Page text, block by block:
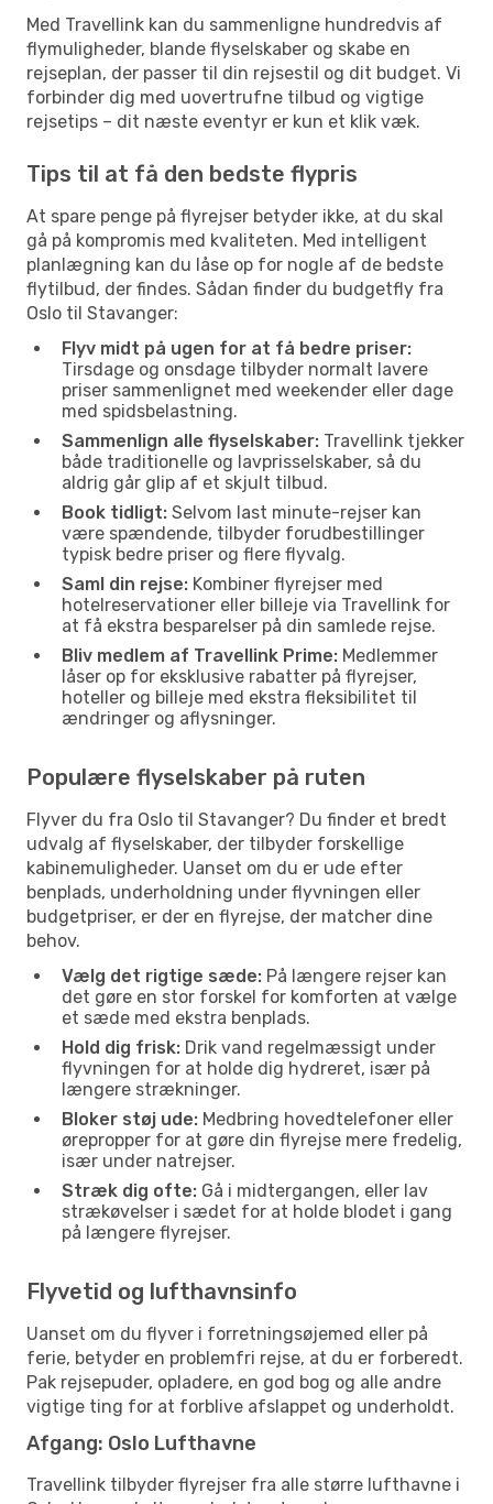
Med Travellink kan du sammenligne hundredvis af
flymuligheder, blande flyselskaber og skabe en
rejseplan, der passer til din rejsestil og dit budget. Vi
forbinder dig med uovertrufne tilbud og vigtige
rejsetips – dit næste eventyr er kun et klik væk.
Tips til at få den bedste flypris
At spare penge på flyrejser betyder ikke, at du skal
gå på kompromis med kvaliteten. Med intelligent
planlægning kan du låse op for nogle af de bedste
flytilbud, der findes. Sådan finder du budgetfly fra
Oslo til Stavanger:
Flyv midt på ugen for at få bedre priser:
Tirsdage og onsdage tilbyder normalt lavere
priser sammenlignet med weekender eller dage
med spidsbelastning.
Sammenlign alle flyselskaber: Travellink tjekker
både traditionelle og lavprisselskaber, så du
aldrig går glip af et skjult tilbud.
Book tidligt: Selvom last minute-rejser kan
være spændende, tilbyder forudbestillinger
typisk bedre priser og flere flyvalg.
Saml din rejse: Kombiner flyrejser med
hotelreservationer eller billeje via Travellink for
at få ekstra besparelser på din samlede rejse.
Bliv medlem af Travellink Prime: Medlemmer
låser op for eksklusive rabatter på flyrejser,
hoteller og billeje med ekstra fleksibilitet til
ændringer og aflysninger.
Populære flyselskaber på ruten
Flyver du fra Oslo til Stavanger? Du finder et bredt
udvalg af flyselskaber, der tilbyder forskellige
kabinemuligheder. Uanset om du er ude efter
benplads, underholdning under flyvningen eller
budgetpriser, er der en flyrejse, der matcher dine
behov.
Vælg det rigtige sæde: På længere rejser kan
det gøre en stor forskel for komforten at vælge
et sæde med ekstra benplads.
Hold dig frisk: Drik vand regelmæssigt under
flyvningen for at holde dig hydreret, især på
længere strækninger.
Bloker støj ude: Medbring hovedtelefoner eller
ørepropper for at gøre din flyrejse mere fredelig,
især under natrejser.
Stræk dig ofte: Gå i midtergangen, eller lav
strækøvelser i sædet for at holde blodet i gang
på længere flyrejser.
Flyvetid og lufthavnsinfo
Uanset om du flyver i forretningsøjemed eller på
ferie, betyder en problemfri rejse, at du er forberedt.
Pak rejsepuder, opladere, en god bog og alle andre
vigtige ting for at forblive afslappet og underholdt.
Afgang: Oslo Lufthavne
Travellink tilbyder flyrejser fra alle større lufthavne i